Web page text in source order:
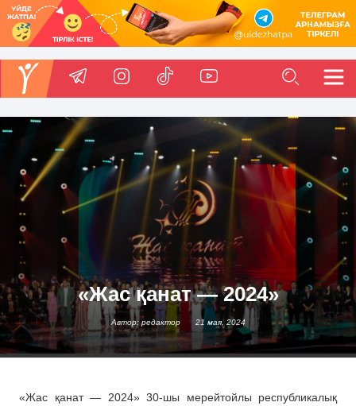
«Жас қанат — 2024»
Автор: редактор 21 мая, 2024
«Жас қанат— 2024» 30-шы мерейтойлы
республикалық